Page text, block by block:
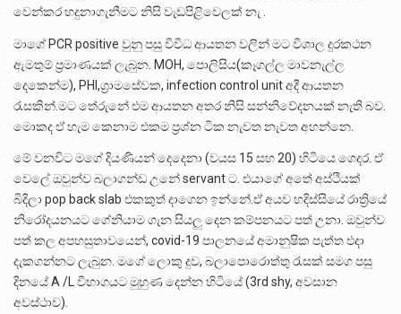
වෙන්කර හදුනාගැනීමට නිසි වැඩපිළිවෙලක් නැ .
මාගේ PCR positive වුනු පසු විවිධ ආයතන වලින් මට විශාල දුරකථන
ඇමතුම් ප්‍රමාණයක් ලැබුන. MOH, පොලිසිය(කෑගල්ල මාවනැල්ල
දෙකෙන්ම), PHI,ග්‍රාමසේවක, infection control unit අදී ආයතන
රැසකින්.මට තේරුනේ එම ආයතන අතර නිසි සන්නිවේදනයක් නැති බව.
මොකද ඒ හැම කෙනාම එකම ප්‍රශ්න ටික නැවත නැවත අහන්නෙ.
මේ වනවිට මගේ දියණියන් දෙදෙනා (වයස 15 සහ 20) හිටියෙ ගෙදර. ඒ
වෙලේ ඔවුන්ව බලාගන්ඩ උනේ servant ට. එයාගේ අතේ අස්ථියක්
බිදිලා pop back slab එකකුත් දාගෙන ඉන්නේ.ඒ අයව හදිස්සියේ රාත්‍රියේ
නිරෝදයනයට ගේනියාම ගැන සියලු දෙන කම්පනයට පත් උනා. ඔවුන්ව
පත් කල අපහසුතාවයෙන්, covid-19 පාලනයේ අමානුෂික පැත්ත එදා
දැකගන්නට ලැබුන. මගේ ලොකු දුව, බලාපොරොත්තු රැසක් සමග පසු
දිනයේ A /L විභාගයට මුහුණ දෙන්න හිටියේ (3rd shy, අවසාන
අවස්ථාව).